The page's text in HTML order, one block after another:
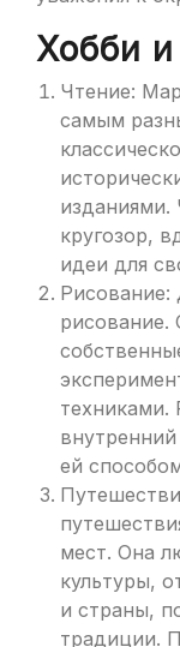
Хобби
Чтение:
самым
изданиями.
кругозор,
идеи для
Рисование:
рисование.
ей
мест. Она
культуры,
и страны,
традиции.